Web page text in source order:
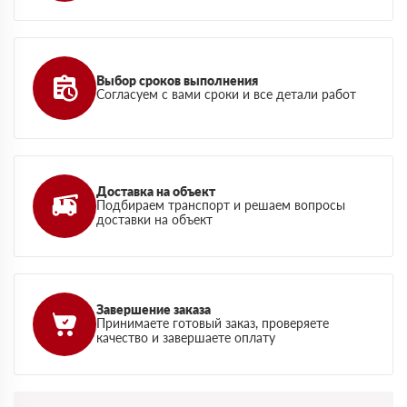
Выбор сроков выполнения
Согласуем с вами сроки и все детали работ
Доставка на объект
Подбираем транспорт и решаем вопросы
доставки на объект
Завершение заказа
Принимаете готовый заказ, проверяете
качество и завершаете оплату